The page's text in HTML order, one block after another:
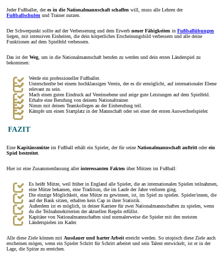
Jeder Fußballer, deres in die Nationalmannschaft schaffen will, muss alle Lehren der
Fußballschulen und Trainer nutzen.
Der Schwerpunkt sollte auf der Verbesserung und dem Erwerb neuer Fähigkeiten in Fußballübungen
liegen, mit intensiven Einheiten, die dein körperliches Erscheinungsbild verbessern und alle deine
Funktionen auf dem Spielfeld verbessern.
Das ist derWeg , um in die Nationalmannschaft berufen zu werden und dein erstes Länderspiel zu
bekommen:
Werde ein professioneller Fußballer.
Unterschreibe bei einem hochklassigen Verein, der es dir ermöglicht, auf internationaler Ebene
relevant zu sein.
Mach einen guten Eindruck auf Vereinsebene und zeige gute Leistungen auf dem Spielfeld.
Erhalte eine Berufung von deinem Nationaltrainer.
Nimm mit deinen Teamkollegen an der Einberufung teil.
Kämpfe um einen Startplatz in der Mannschaft oder sei einer der ersten Auswechselspieler.
FAZIT
Eine Kapitänsmützeim Fußball erhält ein Spieler, der für seine Nationalmannschaft auftritt oderein
Spiel bestreitet
Hier ist eine Zusammenfassung allerinteressanten Fakten über Mützen im Fußball:
Es heißt Mütze, weil früher in England alle Spieler, die an internationalen Spielen teilnahmen,
eine Mütze bekamen, eine Tradition, die im Laufe der Jahre verloren ging.
Die einzige Möglichkeit, eine Mütze zu gewinnen, ist, im Spiel zu spielen. Spieler/innen, die
auf der Bank sitzen, erhalten kein Cap in ihrer Statistik.
Außerdem ist es möglich, in deiner Karriere für zwei Nationalmannschaften zu spielen, wenn
du die Teilnahmekriterien der aktuellen Regeln erfüllst.
Kapitäne von Nationalmannschaften sind normalerweise die Spieler mit den meisten
Länderspielen im Kader.
Alle diese Ziele können mit Ausdauer und harter Arbeit erreicht werden. So utopisch diese Ziele auch
erscheinen mögen, wenn ein Spieler Schritt für Schritt arbeitet und sein Talent entwickelt, ist er in der
Lage, die Spitze zu erreichen.